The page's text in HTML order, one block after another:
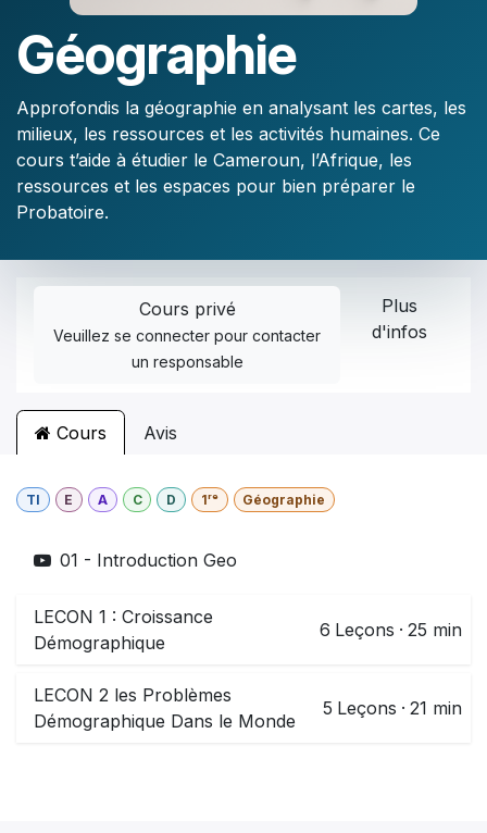
Géographie
Approfondis la géographie en analysant les cartes, les
milieux, les ressources et les activités humaines. Ce
cours t’aide à étudier le Cameroun, l’Afrique, les
ressources et les espaces pour bien préparer le
Probatoire.
Cours privé
Veuillezse connecter pour contacter
un responsable
Plus
d'infos
Cours Avis
TI E A C D 1ʳᵉ Géographie
01 - Introduction Geo
LECON 1 : Croissance
Démographique
6 Leçons · 25 min
LECON 2 les Problèmes
Démographique Dans le Monde
5 Leçons · 21 min